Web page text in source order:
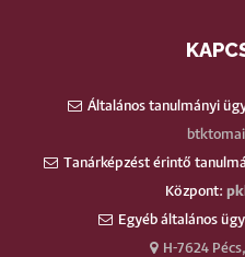
Általános tanulmányi
Tanárképzést érintő
Központ:
Egyéb általános
H-7624